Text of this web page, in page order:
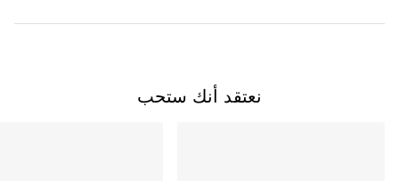
نعتقد أنك ستحب